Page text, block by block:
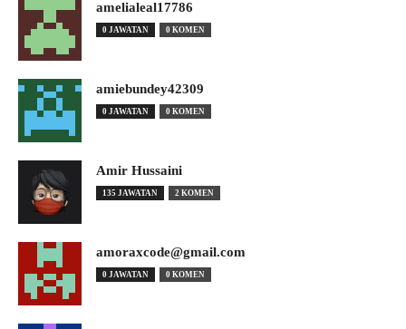
amelialeal17786
0 JAWATAN 0 KOMEN
amiebundey42309
0 JAWATAN 0 KOMEN
Amir Hussaini
135 JAWATAN 2 KOMEN
amoraxcode@gmail.com
0 JAWATAN 0 KOMEN